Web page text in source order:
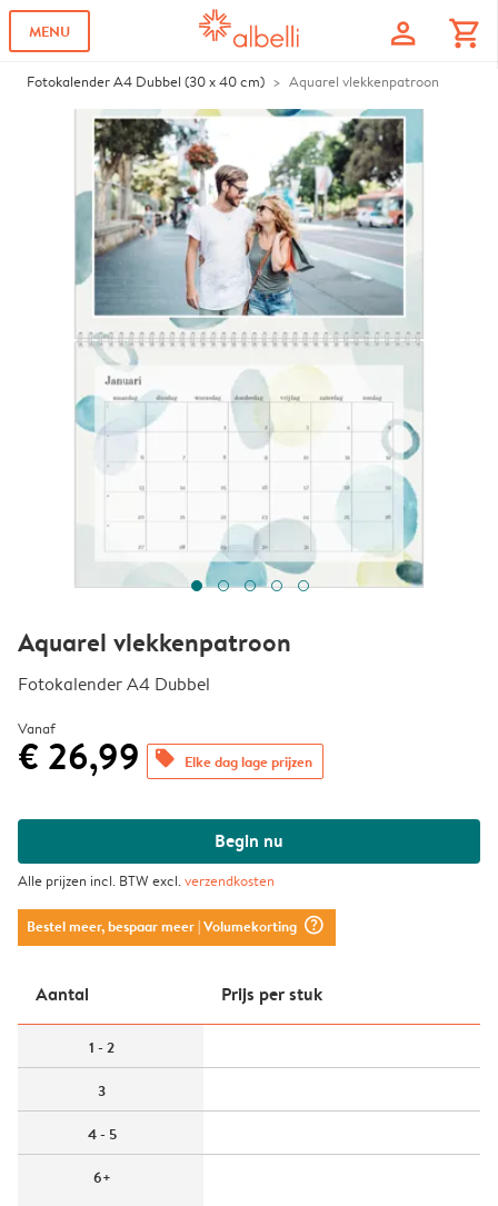
MENU profile shopping_cart
Fotokalender A4 Dubbel (30 x 40 cm) Aquarel vlekkenpatroon
Aquarel vlekkenpatroon
Fotokalender A4 Dubbel
Vanaf
€ 26,99 offers Elke dag lage prijzen
Begin nu
Alle prijzen incl. BTW excl.verzendkosten
Bestel meer, bespaar meer| Volumekorting question_mark_circle
Aantal Prijs per stuk
1 - 2
3
4 - 5
6+